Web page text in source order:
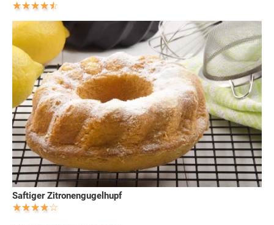
Saftiger Zitronengugelhupf